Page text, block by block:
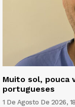
Muito sol, pouca
portugueses
1 De Agosto De 2026,